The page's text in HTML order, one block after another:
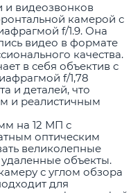
видеозвонков
камерой с
f/1.9. Она
видео в формате
качества.
в себя объектив с
f/1,78
и деталей, что
и реалистичным
на 12 МП с
оптическим
великолепные
объекты.
с углом обзора
для